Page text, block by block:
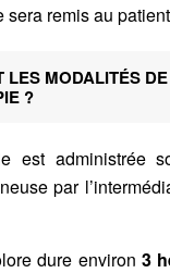
remis au
LES MODALITÉS
?
est administrée
par
dure environ 3